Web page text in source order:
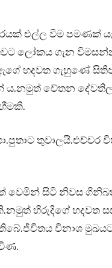
එල්ල වීම පමණක්
ලෝකය ගැන
හදවත ගැහුණේ
ය.නමුත් චේතන
වෙමින් සිටි නිවස
හිරුදිගේ හදවත
විනාශ